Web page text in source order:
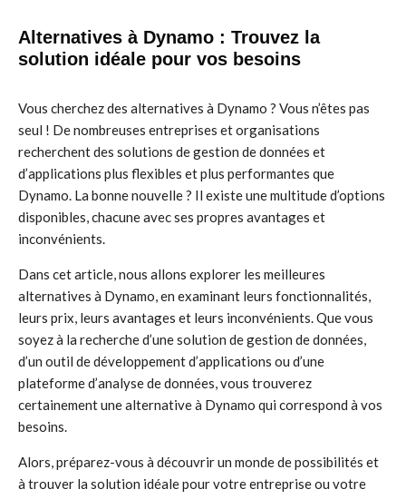
Alternatives à Dynamo : Trouvez la
solution idéale pour vos besoins
Vous cherchez des alternatives à Dynamo ? Vous n’êtes pas
seul ! De nombreuses entreprises et organisations
recherchent des solutions de gestion de données et
d’applications plus flexibles et plus performantes que
Dynamo. La bonne nouvelle ? Il existe une multitude d’options
disponibles, chacune avec ses propres avantages et
inconvénients.
Dans cet article, nous allons explorer les meilleures
alternatives à Dynamo, en examinant leurs fonctionnalités,
leurs prix, leurs avantages et leurs inconvénients. Que vous
soyez à la recherche d’une solution de gestion de données,
d’un outil de développement d’applications ou d’une
plateforme d’analyse de données, vous trouverez
certainement une alternative à Dynamo qui correspond à vos
besoins.
Alors, préparez-vous à découvrir un monde de possibilités et
à trouver la solution idéale pour votre entreprise ou votre